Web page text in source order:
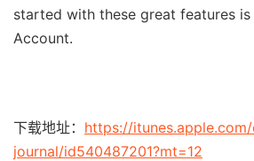
started with these great features
Account.
下载地址： https://
journal/id540487201?mt=12